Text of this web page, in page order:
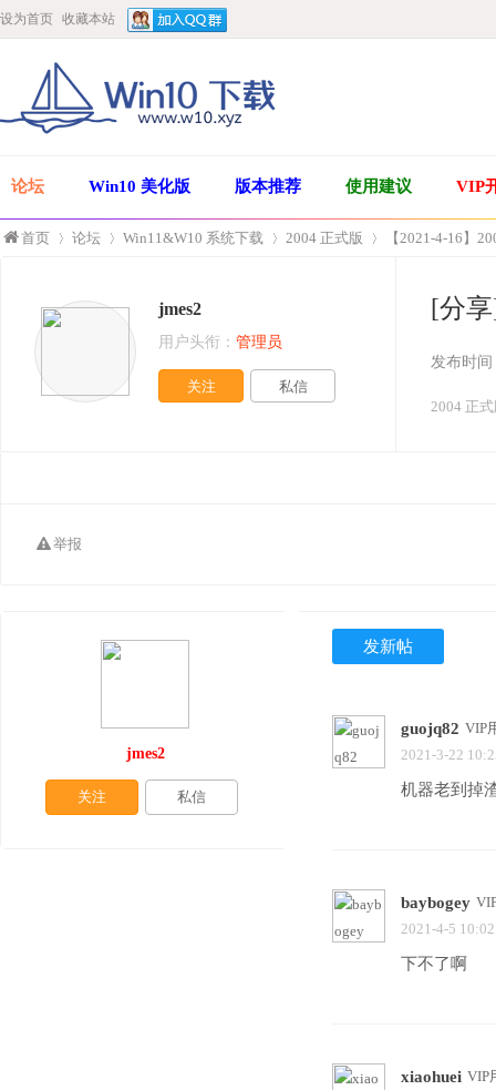
设为首页 收藏本站
论坛 Win10 美化版 版本推荐 使用建议 VIP
首页
»
论坛 Win11&W10 系统下载
›
2004 正式版 【2021-4-16】
[分享
发布时间
2004 正
jmes2
用户头衔： 管理员
关注 私信
举报
发新帖
guojq82 VIP
2021-3-22
机器老到掉
baybogey
2021-4-5
下不了啊
xiaohuei VIP
jmes2
关注 私信